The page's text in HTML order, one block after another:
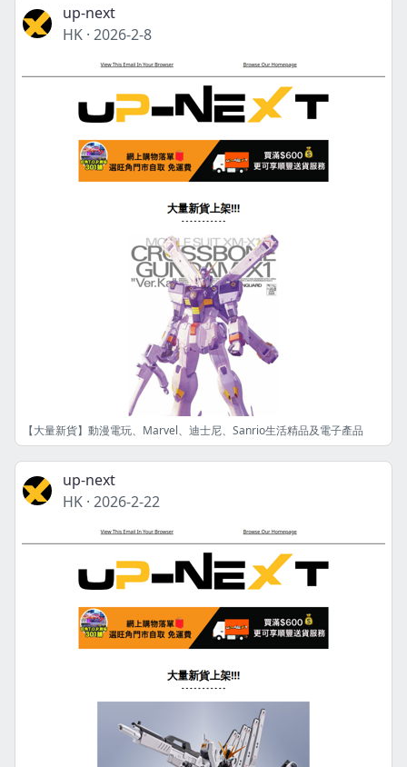
up-next
HK · 2026-2-8
【大量新貨】動漫電玩、Marvel、迪士尼、Sanrio生活精品及電子產品
up-next
HK · 2026-2-22